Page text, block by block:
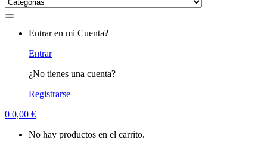
Entrar en mi Cuenta?
Entrar
¿No tienes una cuenta?
Registrarse
0 0,00 €
No hay productos en el carrito.